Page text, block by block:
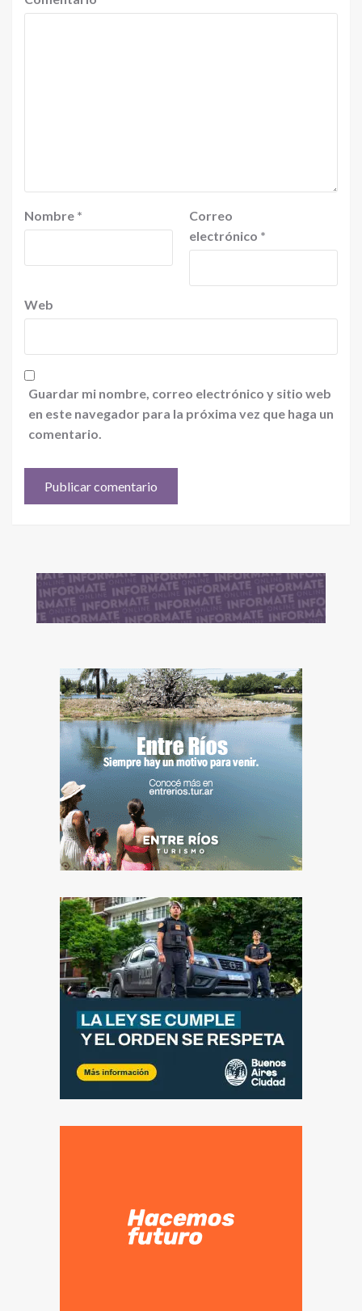
Nombre *
Correo
electrónico *
Web
Guardar mi nombre, correo electrónico y sitio web
en este navegador para la próxima vez que haga un
comentario.